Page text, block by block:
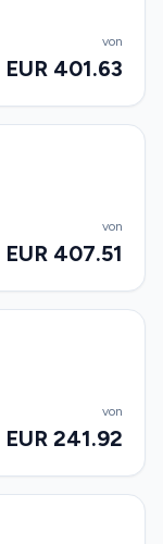
von
EUR 401.63
von
EUR 407.51
von
EUR 241.92